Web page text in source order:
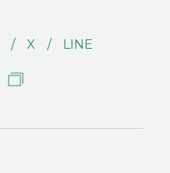
X LINE